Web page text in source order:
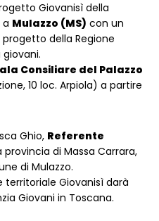
Giovanisì della
a Mulazzo (MS) con un
della Regione
Consiliare del Palazzo
10 loc. Arpiola) a partire
Ghio, Referente
provincia di Massa Carrara,
di Mulazzo.
territoriale Giovanisì darà
Giovani in Toscana.